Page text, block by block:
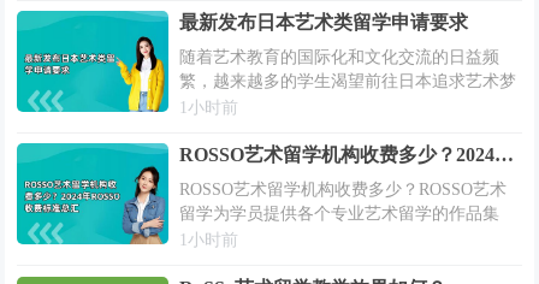
费，赶紧来看看吧！英国艺术...
最新发布日本艺术类留学申请要求
随着艺术教育的国际化和文化交流的日益频
繁，越来越多的学生渴望前往日本追求艺术梦
想。2026年，日本的艺术类留学项目继续以其
艺术理念吸引着全球的目光。无论是传统的...
1小时前
ROSSO艺术留学机构收费多少？2024年ROSSO收费标准总汇
ROSSO艺术留学机构收费多少？ROSSO艺术
留学为学员提供各个专业艺术留学的作品集
+留学申请+面试指导全方位留学服务，其每个
1小时前